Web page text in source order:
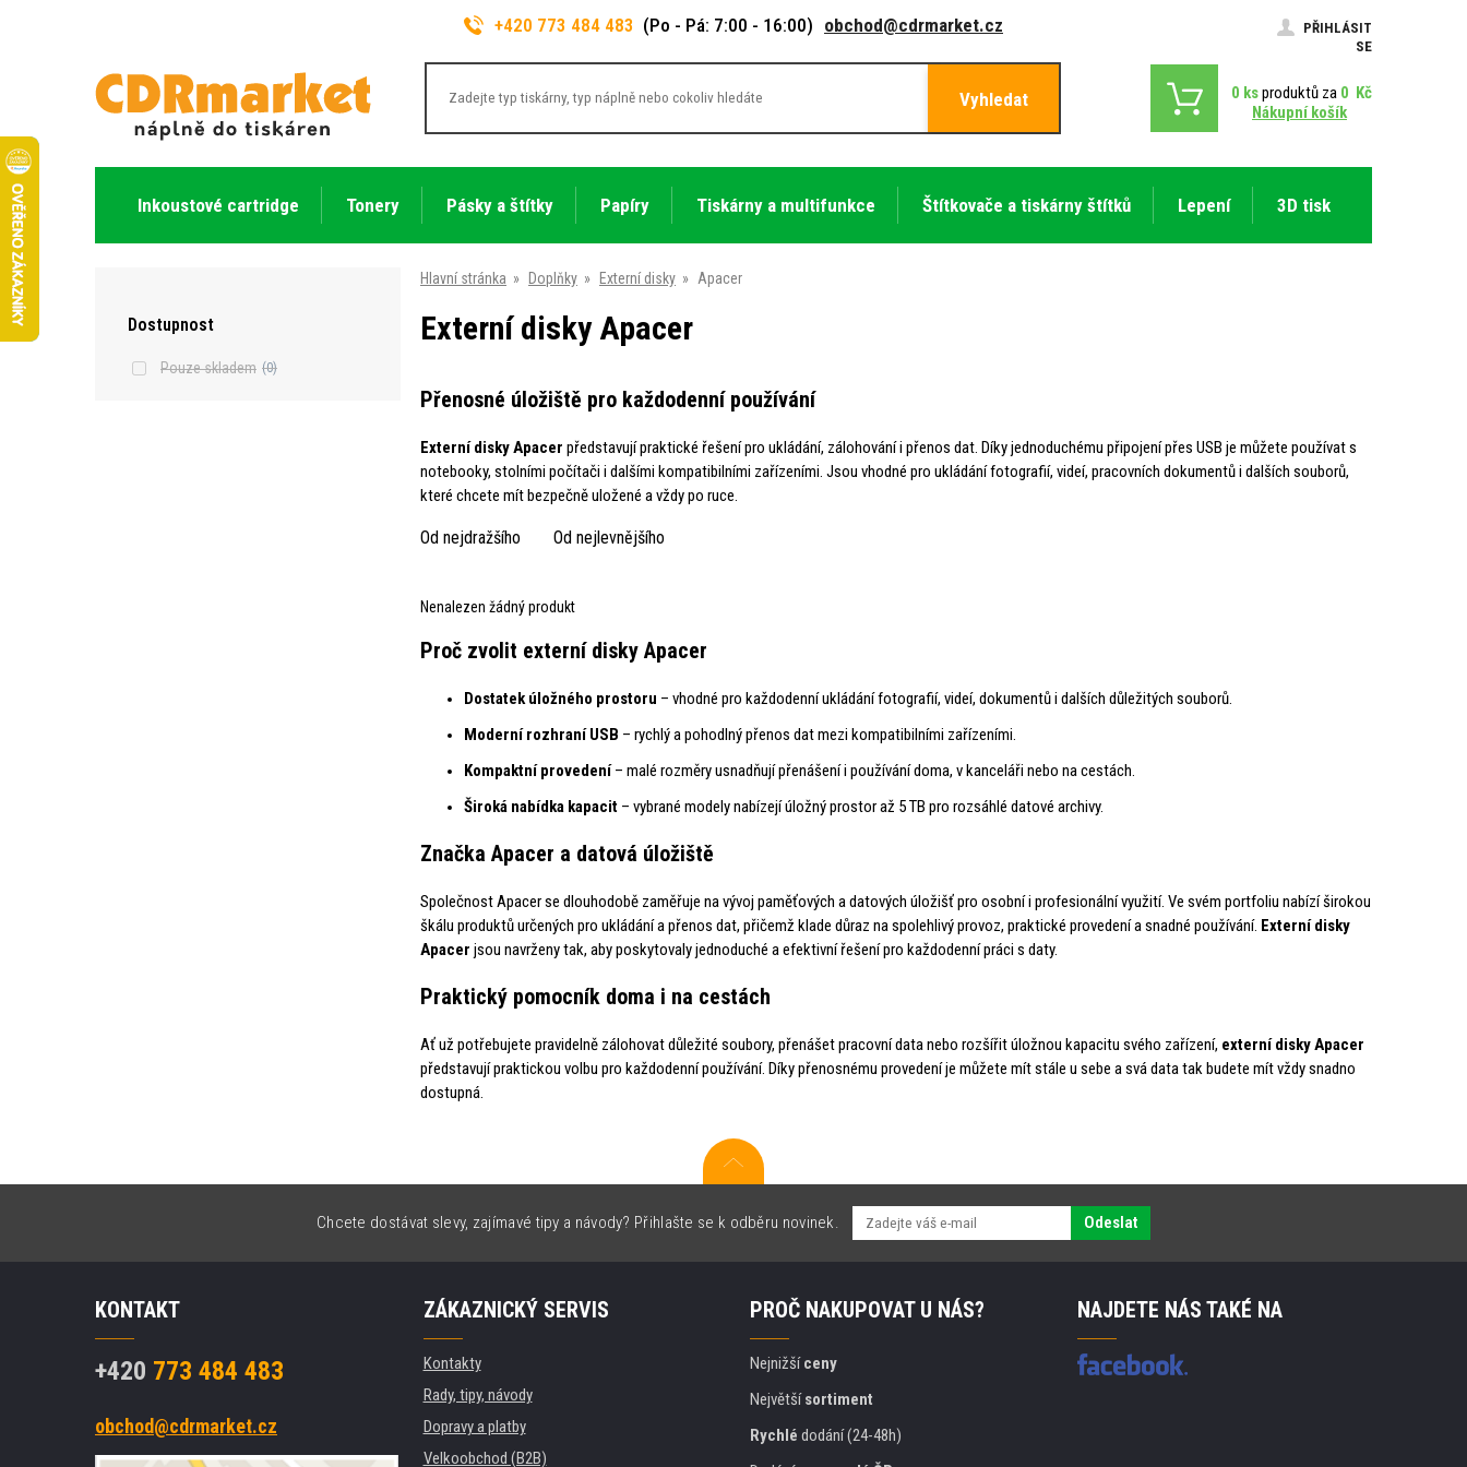
+420 773 484 483 (Po - Pá: 7:00 - 16:00) obchod@cdrmarket.cz
PŘIHLÁSIT
SE
Vyhledat 0 ksproduktů za 0 Kč
Nákupní košík
Inkoustové cartridge Tonery Pásky a štítky Papíry Tiskárny a multifunkce Štítkovače a tiskárny štítků Lepení 3D tisk
Dostupnost
Pouze skladem (0)
Hlavní stránka » Doplňky » Externí disky » Apacer
Externí disky Apacer
Přenosné úložiště pro každodenní používání
Externí disky Apacer představují praktické řešení pro ukládání, zálohování i přenos dat. Díky jednoduchému připojení přes USB je můžete používat s
notebooky, stolními počítači i dalšími kompatibilními zařízeními. Jsou vhodné pro ukládání fotografií, videí, pracovních dokumentů i dalších souborů,
které chcete mít bezpečně uložené a vždy po ruce.
Od nejdražšího Od nejlevnějšího
Nenalezen žádný produkt
Proč zvolit externí disky Apacer
Dostatek úložného prostoru – vhodné pro každodenní ukládání fotografií, videí, dokumentů i dalších důležitých souborů.
Moderní rozhraní USB – rychlý a pohodlný přenos dat mezi kompatibilními zařízeními.
Kompaktní provedení– malé rozměry usnadňují přenášení i používání doma, v kanceláři nebo na cestách.
Široká nabídka kapacit – vybrané modely nabízejí úložný prostor až 5 TB pro rozsáhlé datové archivy.
Značka Apacer a datová úložiště
Společnost Apacer se dlouhodobě zaměřuje na vývoj paměťových a datových úložišť pro osobní i profesionální využití. Ve svém portfoliu nabízí širokou
škálu produktů určených pro ukládání a přenos dat, přičemž klade důraz na spolehlivý provoz, praktické provedení a snadné používání. Externí disky
Apacer jsou navrženy tak, aby poskytovaly jednoduché a efektivní řešení pro každodenní práci s daty.
Praktický pomocník doma i na cestách
Ať už potřebujete pravidelně zálohovat důležité soubory, přenášet pracovní data nebo rozšířit úložnou kapacitu svého zařízení, externí disky Apacer
představují praktickou volbu pro každodenní používání. Díky přenosnému provedení je můžete mít stále u sebe a svá data tak budete mít vždy snadno
dostupná.
Chcete dostávat slevy, zajímavé tipy a návody? Přihlašte se k odběru novinek. Odeslat
KONTAKT
+420 773 484 483
obchod@cdrmarket.cz
ZÁKAZNICKÝ SERVIS
Kontakty
Rady, tipy, návody
Dopravy a platby
Velkoobchod (B2B)
PROČ NAKUPOVAT U NÁS?
Nejnižšíceny
Největšísortiment
Rychlé dodání (24-48h)
NAJDETE NÁS TAKÉ NA